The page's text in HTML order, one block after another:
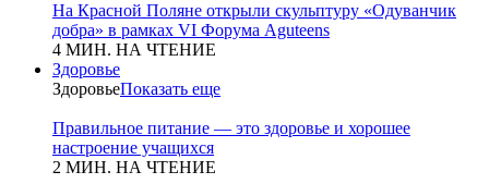
На Красной Поляне открыли скульптуру «Одуванчик
добра» в рамках VI Форума Aguteens
4 МИН. НА ЧТЕНИЕ
Здоровье
ЗдоровьеПоказать еще
Правильное питание — это здоровье и хорошее
настроение учащихся
2 МИН. НА ЧТЕНИЕ